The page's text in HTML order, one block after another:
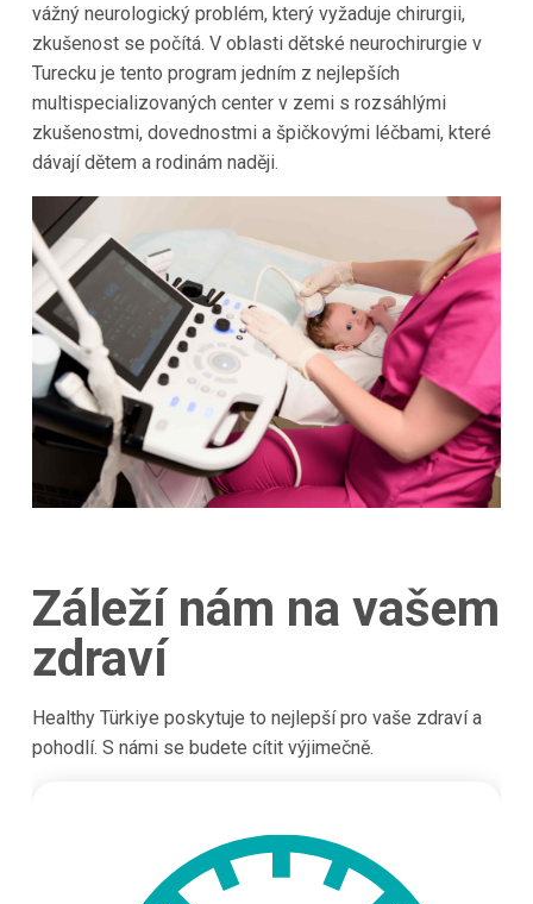
vážný neurologický problém, který vyžaduje chirurgii,
zkušenost se počítá. V oblasti dětské neurochirurgie v
Turecku je tento program jedním z nejlepších
multispecializovaných center v zemi s rozsáhlými
zkušenostmi, dovednostmi a špičkovými léčbami, které
dávají dětem a rodinám naději.
Záleží nám na vašem
zdraví
Healthy Türkiye poskytuje to nejlepší pro vaše zdraví a
pohodlí. S námi se budete cítit výjimečně.